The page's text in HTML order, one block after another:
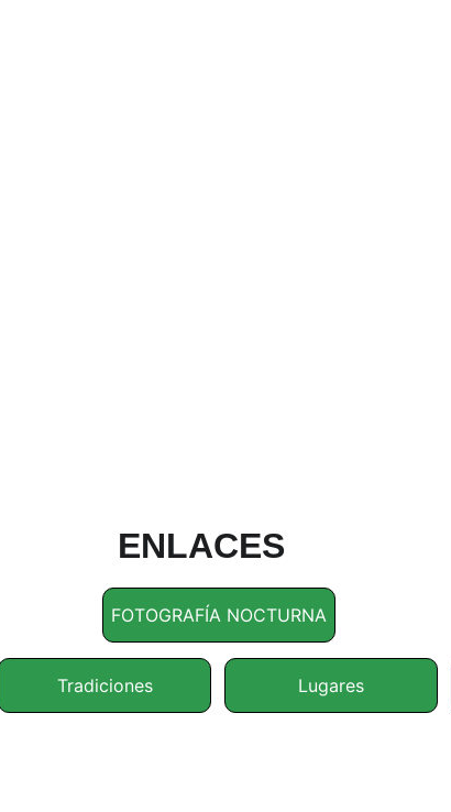
Tradiciones Lugares
ENLACES
FOTOGRAFÍA NOCTURNA